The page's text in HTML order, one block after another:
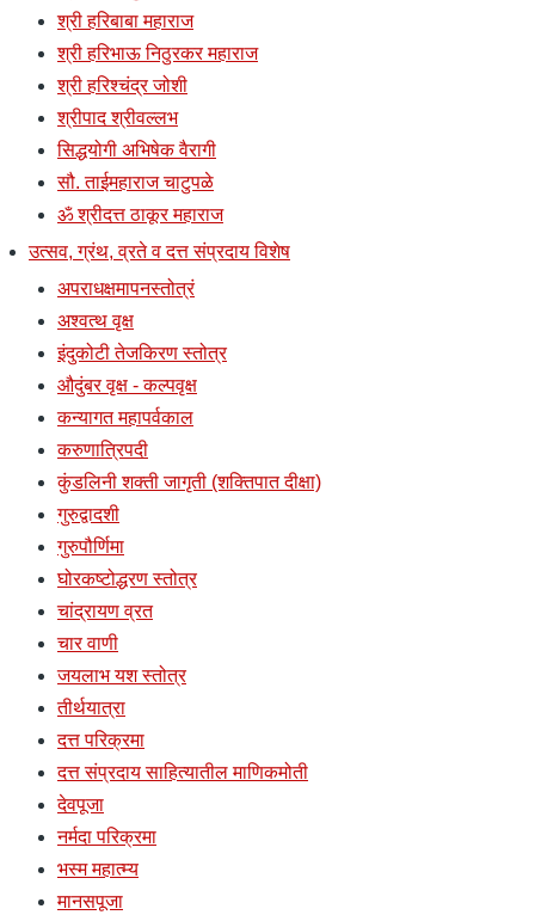
श्री हरिबाबा महाराज
श्री हरिभाऊ निठुरकर महाराज
श्री हरिश्चंद्र जोशी
श्रीपाद श्रीवल्लभ
सिद्धयोगी अभिषेक वैरागी
सौ. ताईमहाराज चाटुपळे
ॐ श्रीदत्त ठाकूर महाराज
उत्सव, ग्रंथ, व्रते व दत्त संप्रदाय विशेष
अपराधक्षमापनस्तोत्रं
अश्वत्थ वृक्ष
इंदुकोटी तेजकिरण स्तोत्र
औदुंबर वृक्ष - कल्पवृक्ष
कन्यागत महापर्वकाल
करुणात्रिपदी
कुंडलिनी शक्ती जागृती (शक्तिपात दीक्षा)
गुरुद्वादशी
गुरुपौर्णिमा
घोरकष्टोद्धरण स्तोत्र
चांद्रायण व्रत
चार वाणी
जयलाभ यश स्तोत्र
तीर्थयात्रा
दत्त परिक्रमा
दत्त संप्रदाय साहित्यातील माणिकमोती
देवपूजा
नर्मदा परिक्रमा
भस्म महात्म्य
मानसपूजा